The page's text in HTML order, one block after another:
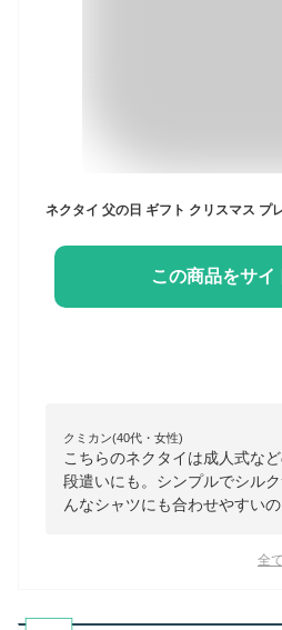
この商品をサイ
クミカン(40代・女性)
こちらのネクタイは成人式な
段遣いにも。シンプルでシル
んなシャツにも合わせやすい
全